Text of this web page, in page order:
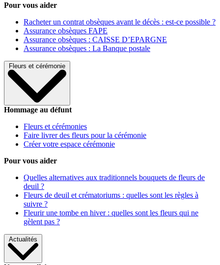
Pour vous aider
Racheter un contrat obsèques avant le décès : est-ce possible ?
Assurance obsèques FAPE
Assurance obsèques : CAISSE D’EPARGNE
Assurance obsèques : La Banque postale
Fleurs et cérémonie
Hommage au défunt
Fleurs et cérémonies
Faire livrer des fleurs pour la cérémonie
Créer votre espace cérémonie
Pour vous aider
Quelles alternatives aux traditionnels bouquets de fleurs de
deuil ?
Fleurs de deuil et crématoriums : quelles sont les règles à
suivre ?
Fleurir une tombe en hiver : quelles sont les fleurs qui ne
gèlent pas ?
Actualités